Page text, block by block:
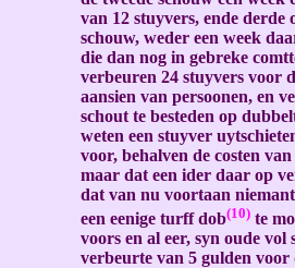
van 12 stuyvers, ende derde
schouw, weder een week
die dan nog in gebreke
verbeuren 24 stuyvers voor
aansien van persoonen, en
schout te besteden op
weten een stuyver
voor, behalven de costen
maar dat een ider daar op
dat van nu voortaan
een eenige turff dob(10) te
voors en al eer, syn oude vol
verbeurte van 5 gulden voor